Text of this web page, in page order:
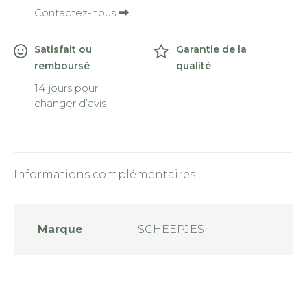
Contactez-nous
Satisfait ou
remboursé
14 jours pour
changer d’avis
Garantie de la
qualité
Informations complémentaires
Marque SCHEEPJES